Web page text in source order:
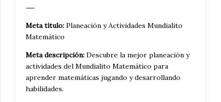
Meta título: Planeación y Actividades Mundialito
Matemático
Meta descripción: Descubre la mejor planeación y
actividades del Mundialito Matemático para
aprender matemáticas jugando y desarrollando
habilidades.